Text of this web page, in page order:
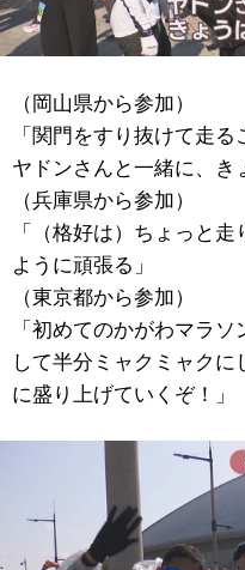
（岡山県から参加）
「関門をすり抜けて走
ヤドンさんと一緒に、き
（兵庫県から参加）
「（格好は）ちょっと
ように頑張る」
（東京都から参加）
「初めてのかがわマラ
して半分ミャクミャク
に盛り上げていくぞ！」